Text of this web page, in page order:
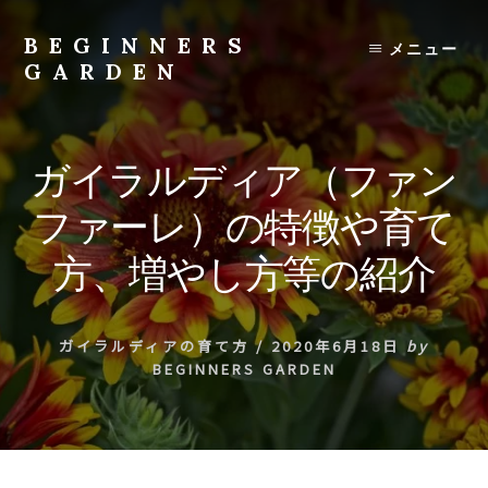
content
BEGINNERS
GARDEN
植
物
の
種
類
や
育
て
方
の
紹
介
を
行
メニュー
ガイラルディア（ファン
ファーレ）の特徴や育て
方、増やし方等の紹介
ガイラルディアの育て方 / 2020年6月18日 by
BEGINNERS GARDEN